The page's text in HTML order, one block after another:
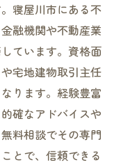
寝屋川市にある不
融機関や不動産業
ています。資格面
宅地建物取引主任
ります。経験豊富
確なアドバイスや
料相談でその専門
とで、信頼できる